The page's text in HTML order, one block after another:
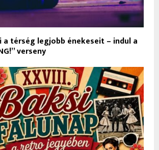
térség legjobb énekeseit – indul a
verseny